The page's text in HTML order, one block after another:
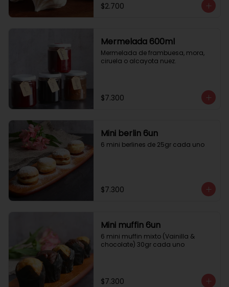
$2.700
Mermelada 600ml
Mermelada de frambuesa, mora,
ciruela o alcayota nuez.
$7.300
Mini berlin 6un
6 mini berlines de 25gr cada uno
$7.300
Mini muffin 6un
6 mini muffin mixto (Vainilla &
chocolate) 30gr cada uno
$7.300